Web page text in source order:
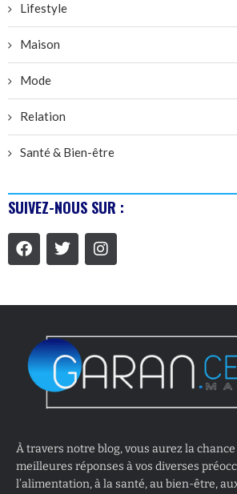
Lifestyle
Maison
Mode
Relation
Santé & Bien-être
SUIVEZ-NOUS SUR :
À travers notre blog, vous aurez la
meilleures réponses à vos diverses
l’alimentation, à la santé, au bien-être,